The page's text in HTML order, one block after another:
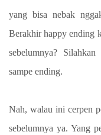
yang bisa nebak
Berakhir happy ending
sebelumnya?
sampe ending.
Nah, walau ini cerpen
sebelumnya ya. Yang